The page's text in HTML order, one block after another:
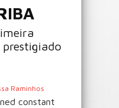
Raminhos
constant